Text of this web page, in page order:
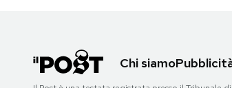
Area PersonaleChi siamo